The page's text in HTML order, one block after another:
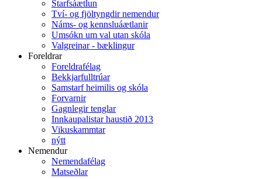
Starfsáætlun
Tví- og fjöltyngdir nemendur
Náms- og kennsluáætlanir
Umsókn um val utan skóla
Valgreinar - bæklingur
Foreldrar
Foreldrafélag
Bekkjarfulltrúar
Samstarf heimilis og skóla
Forvarnir
Gagnlegir tenglar
Innkaupalistar haustið 2013
Vikuskammtar
nýtt
Nemendur
Nemendafélag
Matseðlar